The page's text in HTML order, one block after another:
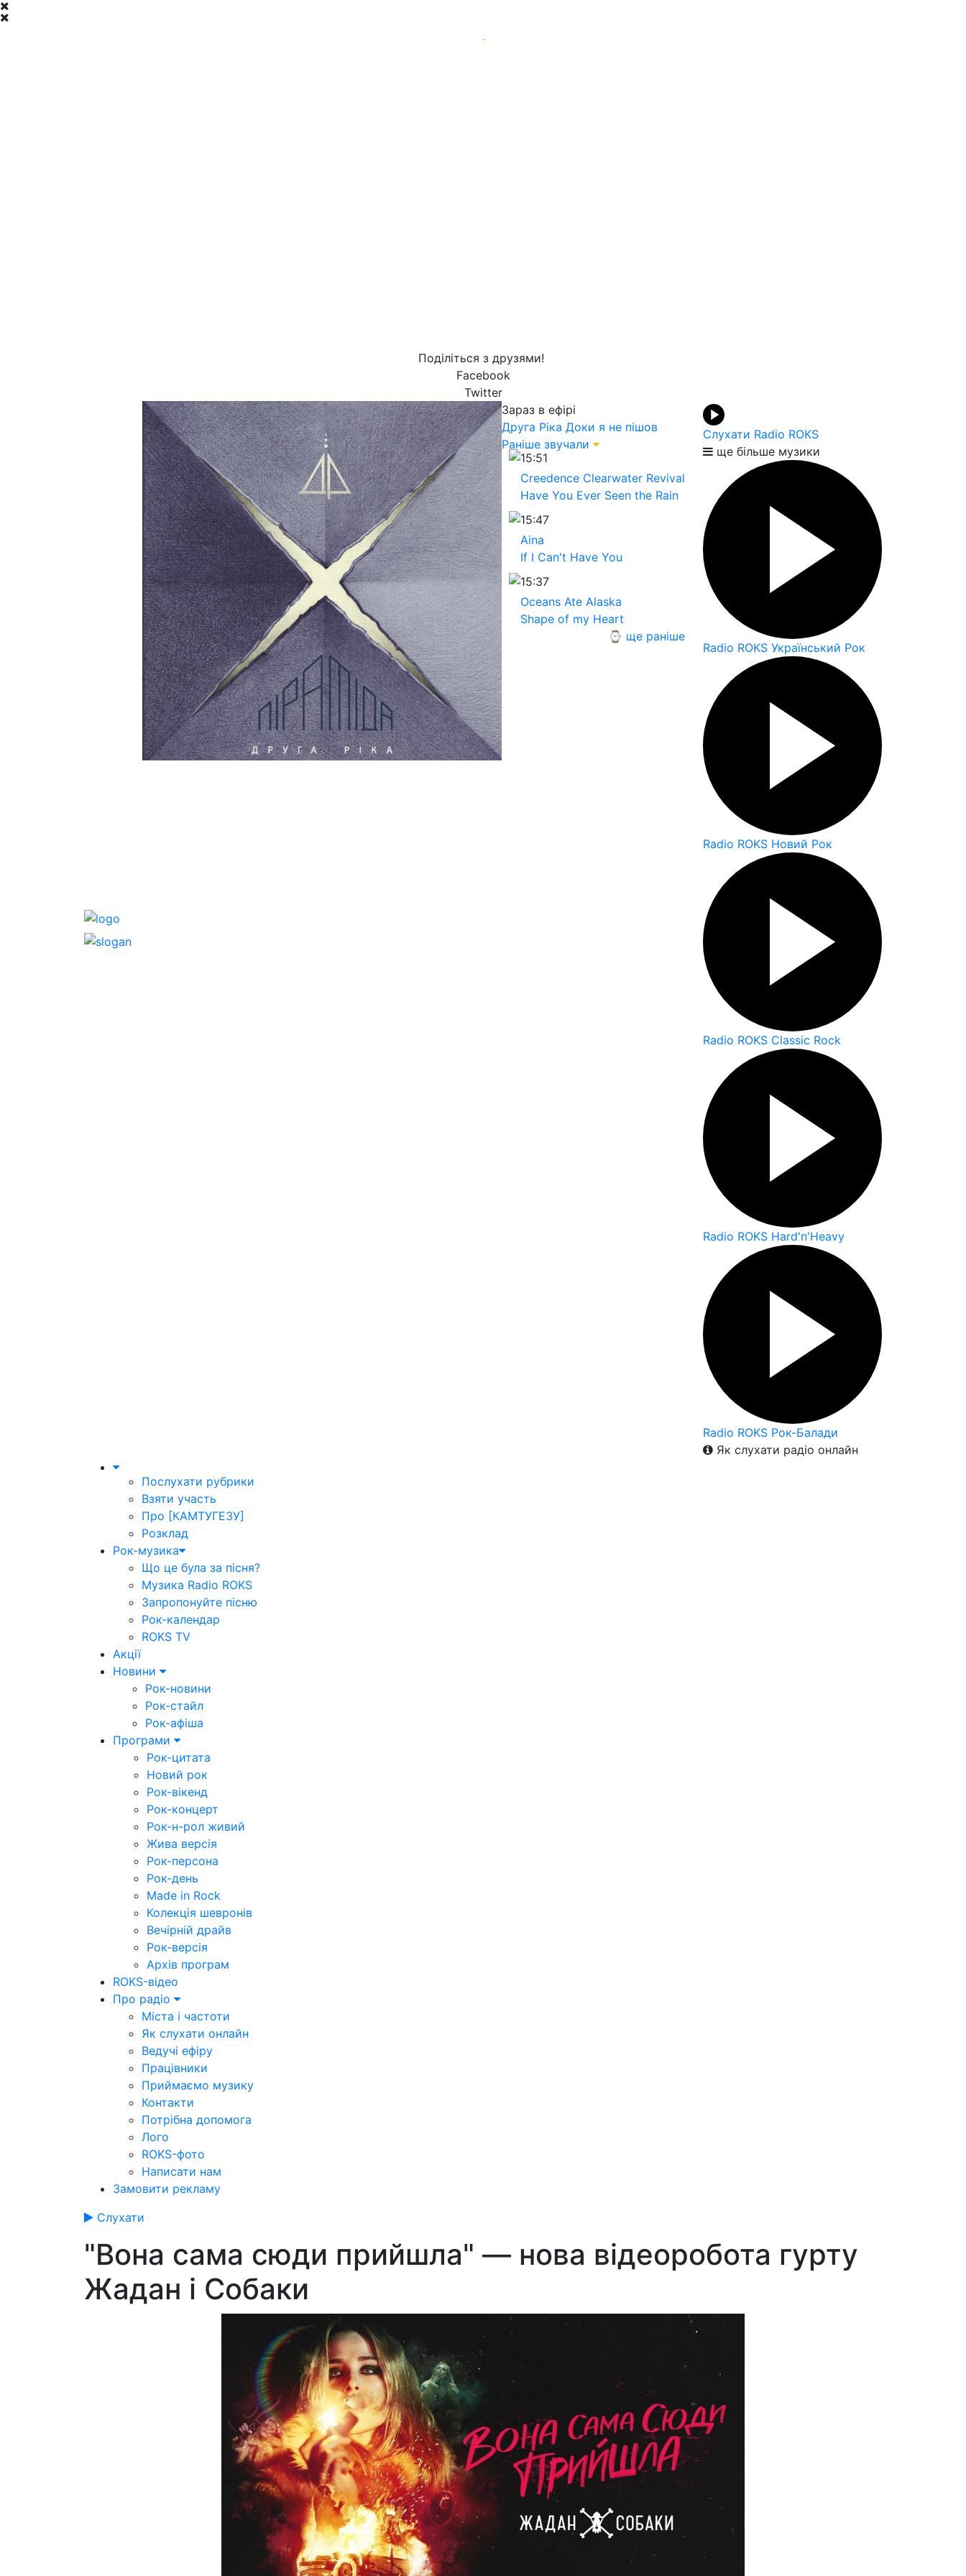
-
Поділіться з друзями!
Facebook
Twitter
Зараз в ефірі
Друга Ріка Доки я не пішов
Раніше звучали
15:51
Creedence Clearwater Revival
Have You Ever Seen the Rain
15:47
Aina
If I Can't Have You
15:37
Oceans Ate Alaska
Shape of my Heart
⌚ ще раніше
Слухати Radio ROKS
ще більше музики
Radio ROKS Український Рок
Radio ROKS Новий Рок
Radio ROKS Classic Rock
Radio ROKS Hard'n'Heavy
Radio ROKS Рок-Балади
Як слухати радіо онлайн
Послухати рубрики
Взяти участь
Про [КАМТУГЕЗУ]
Розклад
Рок-музика
Що це була за пісня?
Музика Radio ROKS
Запропонуйте пісню
Рок-календар
ROKS TV
Акції
Новини
Рок-новини
Рок-стайл
Рок-афіша
Програми
Рок-цитата
Новий рок
Рок-вікенд
Рок-концерт
Рок-н-рол живий
Жива версія
Рок-персона
Рок-день
Made in Rock
Колекція шевронів
Вечірній драйв
Рок-версія
Архів програм
ROKS-відео
Про радіо
Міста і частоти
Як слухати онлайн
Ведучі ефіру
Працівники
Приймаємо музику
Контакти
Потрібна допомога
Лого
ROKS-фото
Написати нам
Замовити рекламу
Слухати
"Вона сама сюди прийшла" — нова відеоробота гурту
Жадан і Собаки